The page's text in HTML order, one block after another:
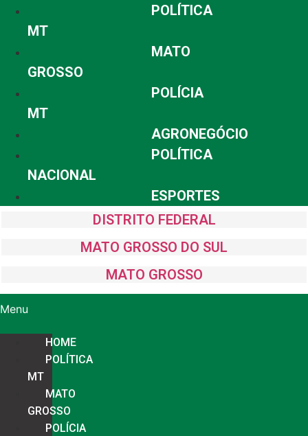
POLÍTICA
MT
MATO
GROSSO
POLÍCIA
MT
AGRONEGÓCIO
POLÍTICA
NACIONAL
ESPORTES
DISTRITO FEDERAL
MATO GROSSO DO SUL
MATO GROSSO
Menu
HOME
POLÍTICA
MT
MATO
GROSSO
POLÍCIA